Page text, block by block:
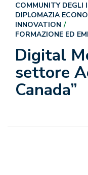
Digital
settore
Canada”
COMMUNITY DEGLI
DIPLOMAZIA
INNOVATION
FORMAZIONE ED